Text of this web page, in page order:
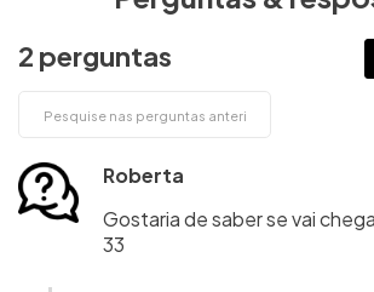
2 perguntas
Roberta
Gostaria de saber se vai
33